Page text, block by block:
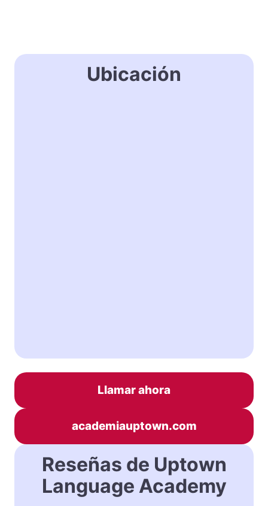
Ubicación
Llamar ahora
academiauptown.com
Reseñas de Uptown
Language Academy